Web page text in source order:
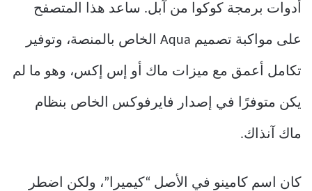
أدوات برمجة كوكوا من آبل. ساعد هذا المتصفح
على مواكبة تصميم Aqua الخاص بالمنصة، وتوفير
تكامل أعمق مع ميزات ماك أو إس إكس، وهو ما لم
يكن متوفرًا في إصدار فايرفوكس الخاص بنظام
ماك آنذاك.
كان اسم كامينو في الأصل “كيميرا”، ولكن اضطر